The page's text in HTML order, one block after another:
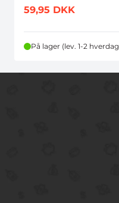
59,95 DKK
På lager (lev. 1-2